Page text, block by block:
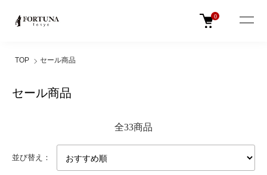
0
TOP セール商品
セール商品
全33商品
並び替え：